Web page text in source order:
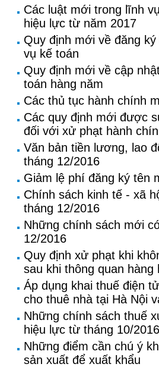
Các luật mới trong lĩnh
hiệu lực từ năm 2017
Quy định mới về đăng
vụ kế toán
Quy định mới về cập
toán hàng năm
Các thủ tục hành chính
Các quy định mới được
đối với xử phạt hành
Văn bản tiền lương, lao
tháng 12/2016
Giảm lệ phí đăng ký tên
Chính sách kinh tế - xã
tháng 12/2016
Những chính sách mới
12/2016
Quy định xử phạt khi
sau khi thông quan hàng
Áp dụng khai thuế điện
cho thuê nhà tại Hà Nội
Những chính sách thuế
hiệu lực từ tháng 10/2016
Những điểm cần chú ý
sản xuất để xuất khẩu